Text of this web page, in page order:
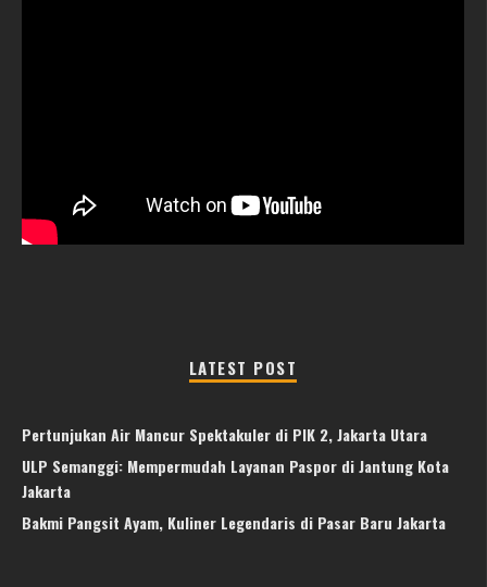
LATEST POST
Pertunjukan Air Mancur Spektakuler di PIK 2, Jakarta Utara
ULP Semanggi: Mempermudah Layanan Paspor di Jantung Kota
Jakarta
Bakmi Pangsit Ayam, Kuliner Legendaris di Pasar Baru Jakarta